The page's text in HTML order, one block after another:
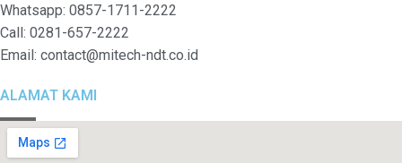
Whatsapp: 0857-1711-2222
Call: 0281-657-2222
Email: contact@mitech-ndt.co.id
ALAMAT KAMI